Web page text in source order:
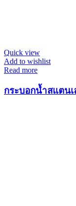
Quick view
Add to wishlist
Read more
กระบอกน้ำสแตน